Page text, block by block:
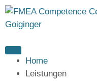
Home
Leistungen